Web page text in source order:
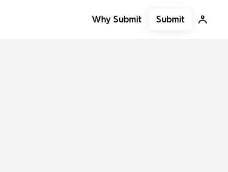
Why Submit Submit